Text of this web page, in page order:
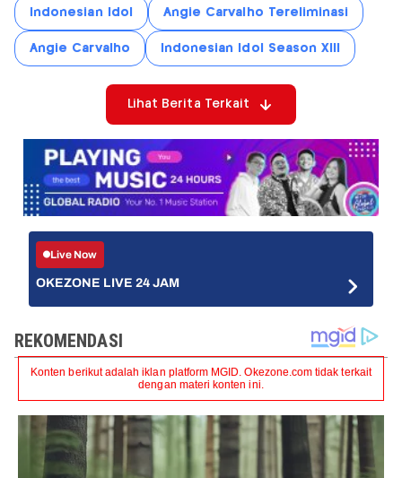
Indonesian Idol Angie Carvalho Tereliminasi
Angie Carvalho Indonesian Idol Season XIII
Lihat Berita Terkait
Live Now
OKEZONE LIVE 24 JAM